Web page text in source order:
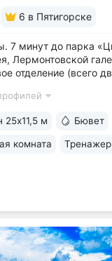
6 в Пятигорске
7 минут до парка
Лермонтовской
отделение (всего
свойства •
25x11,5 м Бювет
комната